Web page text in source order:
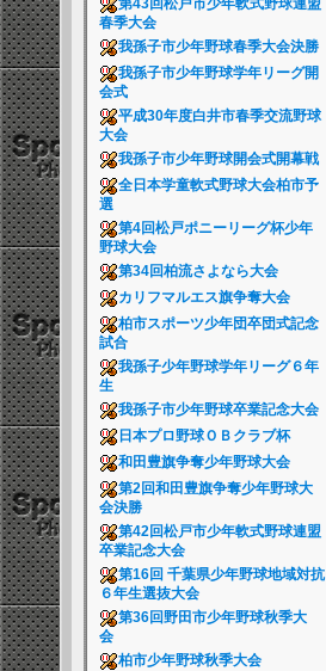
第43回松戸市少年軟式野球連盟
春季大会
我孫子市少年野球春季大会決勝
我孫子市少年野球学年リーグ開
会式
平成30年度白井市春季交流野球
大会
我孫子市少年野球開会式開幕戦
全日本学童軟式野球大会柏市予
選
第4回松戸ポニーリーグ杯少年
野球大会
第34回柏流さよなら大会
カリフマルエス旗争奪大会
柏市スポーツ少年団卒団式記念
試合
我孫子少年野球学年リーグ６年
生
我孫子市少年野球卒業記念大会
日本プロ野球ＯＢクラブ杯
和田豊旗争奪少年野球大会
第2回和田豊旗争奪少年野球大
会決勝
第42回松戸市少年軟式野球連盟
卒業記念大会
第16回 千葉県少年野球地域対抗
６年生選抜大会
第36回野田市少年野球秋季大
会
柏市少年野球秋季大会